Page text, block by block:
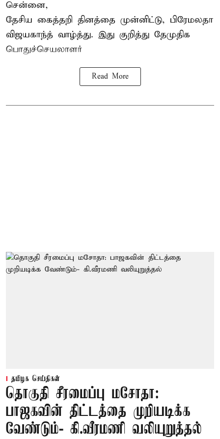
சென்னை,
தேசிய கைத்தறி தினத்தை முன்னிட்டு, பிரேமலதா
விஜயகாந்த் வாழ்த்து. இது குறித்து தேமுதிக
பொதுச்செயலாளர்
Read More
தமிழக செய்திகள்
தொகுதி சீரமைப்பு மசோதா:
பாஜகவின் திட்டத்தை முறியடிக்க
வேண்டும்- கி.வீரமணி வலியுறுத்தல்